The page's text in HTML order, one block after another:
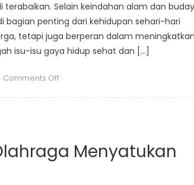
Penanggulangan
Bencana
Selain keindahan alam dan
bagian penting dari kehidupan sehari-hari
tetapi juga berperan dalam
isu-isu gaya hidup sehat dan […]
Comments Offon
Bola,
Basket,Menyatukan